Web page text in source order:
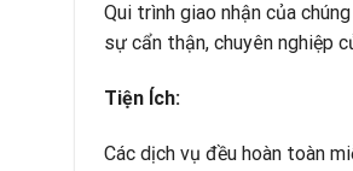
Qui trình giao nhận của
sự cẩn thận, chuyên nghiệp
Tiện Ích:
Các dịch vụ đều hoàn toàn